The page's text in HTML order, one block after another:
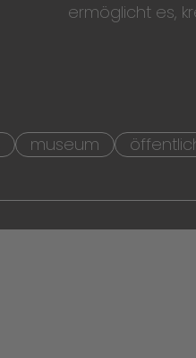
ermöglicht es,
museum